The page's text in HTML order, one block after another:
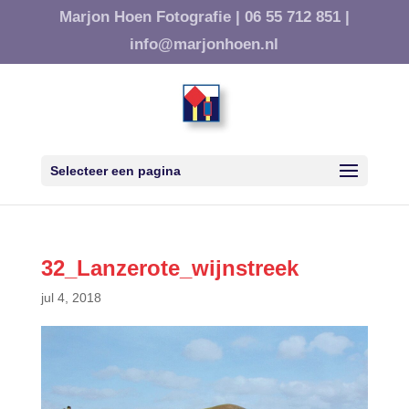
Marjon Hoen Fotografie | 06 55 712 851 |
info@marjonhoen.nl
Selecteer een pagina
32_Lanzerote_wijnstreek
jul 4, 2018